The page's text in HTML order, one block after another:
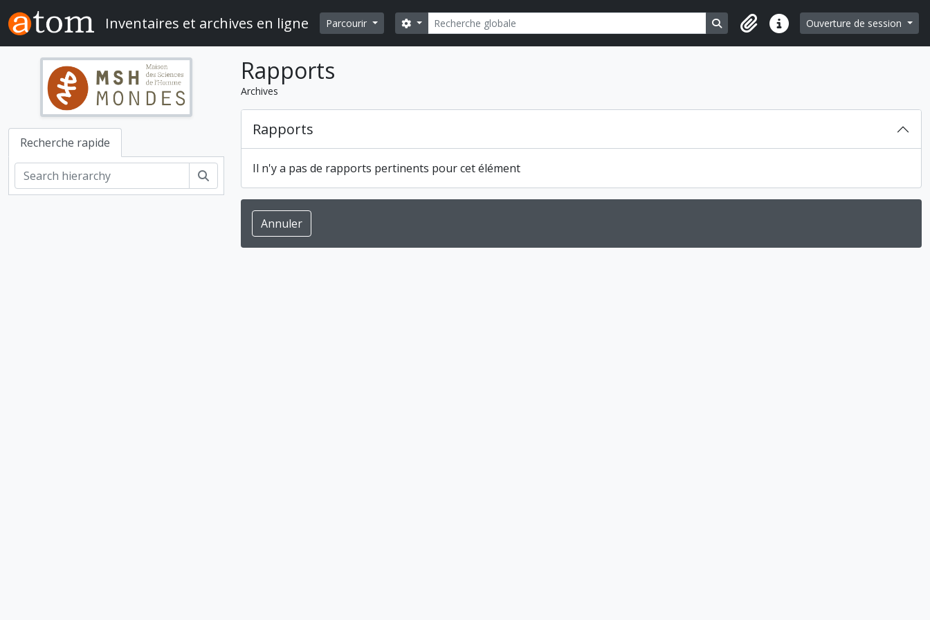
Skip to main content
Inventaires et archives en ligne Parcourir Rechercher
Search options Search in browse page
Liens rapidesOuverture de session
Recherche rapide
Rechercher
Rapports
Archives
Rapports
Il n'y a pas de rapports pertinents pour cet élément
Annuler